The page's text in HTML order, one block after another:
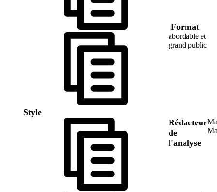
Format
Style
abordable et
grand public
Rédacteur
de
l'analyse